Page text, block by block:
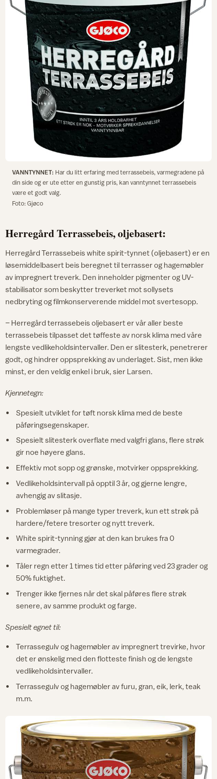
VANNTYNNET: Har du litt erfaring med terrassebeis, varmegradene på
din side og er ute etter en gunstig pris, kan vanntynnet terrassebeis
være et godt valg.
Foto: Gjøco
Herregård Terrassebeis, oljebasert:
Herregård Terrassebeis white spirit-tynnet (oljebasert) er en
løsemiddelbasert beis beregnet til terrasser og hagemøbler
av impregnert treverk. Den inneholder pigmenter og UV-
stabilisator som beskytter treverket mot sollysets
nedbryting og filmkonserverende middel mot svertesopp.
– Herregård terrassebeis oljebasert er vår aller beste
terrassebeis tilpasset det tøffeste av norsk klima med våre
lengste vedlikeholdsintervaller. Den er slitesterk, penetrerer
godt, og hindrer oppsprekking av underlaget. Sist, men ikke
minst, er den veldig enkel i bruk, sier Larsen.
Kjennetegn:
Spesielt utviklet for tøft norsk klima med de beste
påføringsegenskaper.
Spesielt slitesterk overflate med valgfri glans, flere strøk
gir noe høyere glans.
Effektiv mot sopp og grønske, motvirker oppsprekking.
Vedlikeholdsintervall på opptil 3 år, og gjerne lengre,
avhengig av slitasje.
Problemløser på mange typer treverk, kun ett strøk på
hardere/fetere tresorter og nytt treverk.
White spirit-tynning gjør at den kan brukes fra 0
varmegrader.
Tåler regn etter 1 times tid etter påføring ved 23 grader og
50% fuktighet.
Trenger ikke fjernes når det skal påføres flere strøk
senere, av samme produkt og farge.
Spesielt egnet til:
Terrassegulv og hagemøbler av impregnert trevirke, hvor
det er ønskelig med den flotteste finish og de lengste
vedlikeholdsintervaller.
Terrassegulv og hagemøbler av furu, gran, eik, lerk, teak
m.m.